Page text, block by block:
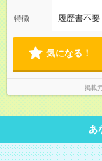
特徴 履歴書不要
気になる！
掲載
あ